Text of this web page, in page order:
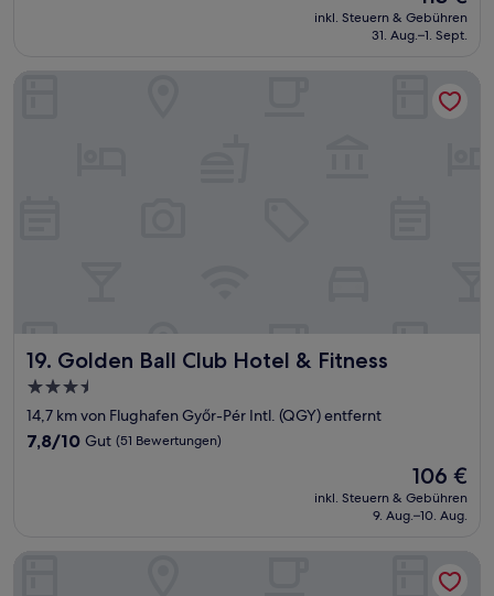
Bewertungen)
Preis
beträgt
inkl. Steuern & Gebühren
31. Aug.–1. Sept.
19. Golden Ball Club Hotel & Fitness
Golden Ball Club Hotel & Fitness
3.5-
Sterne-
Unterkunft
14,7 km von Flughafen Győr-Pér Intl. (QGY) entfernt
7.8
7,8/10 Gut (51 Bewertungen)
Der
Preis
beträgt
106 €
inkl. Steuern & Gebühren
9. Aug.–10. Aug.
Duna Panzió